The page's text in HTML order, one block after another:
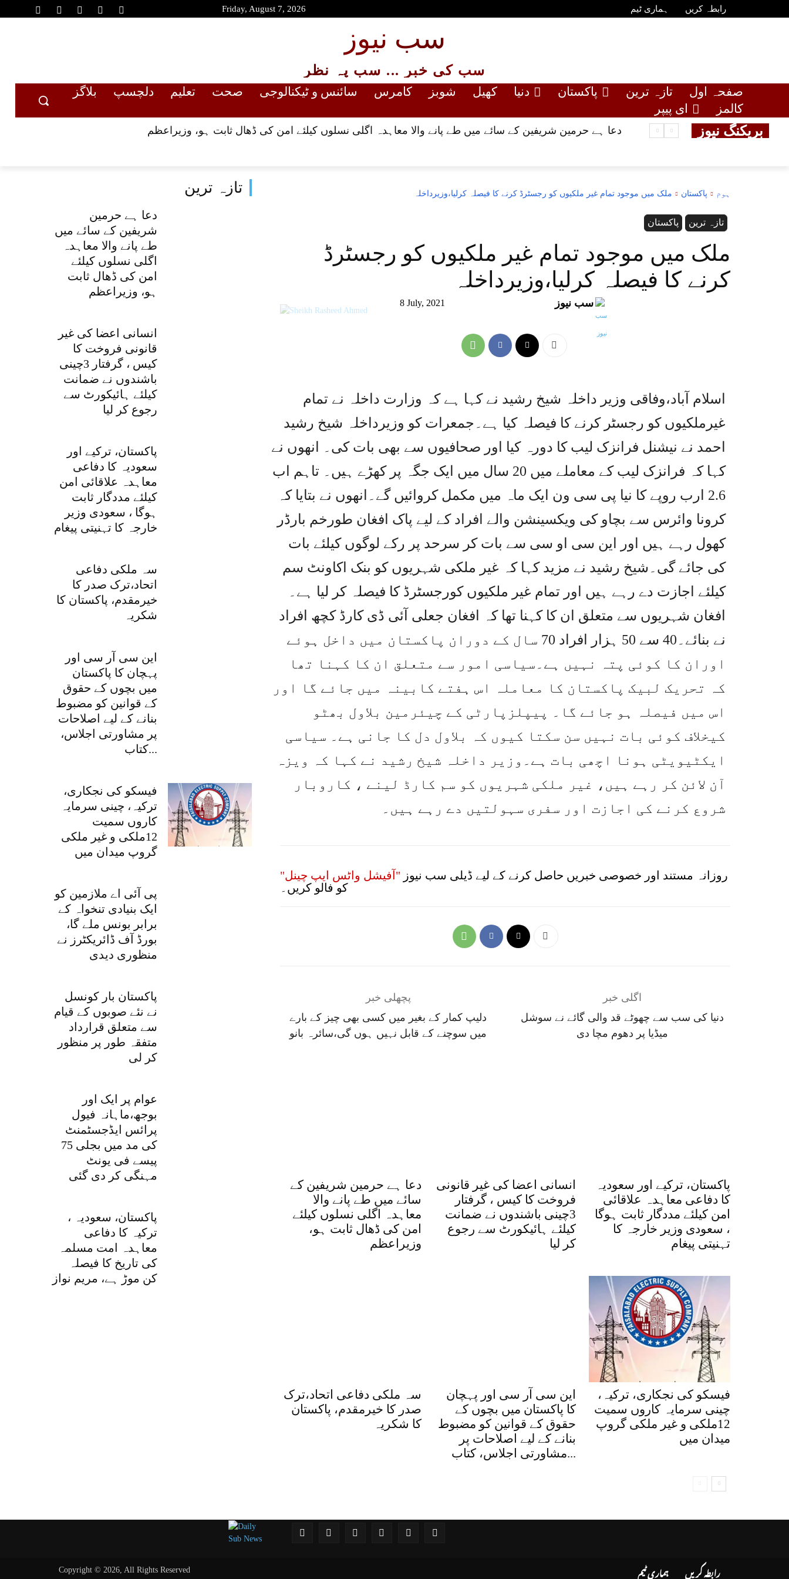
Friday, August 7, 2026 رابطہ کریں ہماری ٹیم
سب نیوز
سب کی خبر ... سب پہ نظر
صفحہ اول تازہ ترین پاکستان دنیا کھیل شوبز کامرس سائنس و ٹیکنالوجی صحت تعلیم دلچسپ
بلاگز
کالمز
ای پیپر
بریکنگ نیوز دعا ہے حرمین شریفین کے سائے میں طے پانے والا معاہدہ اگلی نسلوں کیلئے امن کی ڈھال ثابت ہو، وزیراعظم
تازہ ترین
دعا ہے حرمین
شریفین کے سائے میں
طے پانے والا معاہدہ
اگلی نسلوں کیلئے
امن کی ڈھال ثابت
ہو، وزیراعظم
انسانی اعضا کی غیر
قانونی فروخت کا
کیس ، گرفتار 3چینی
باشندوں نے ضمانت
کیلئے ہائیکورٹ سے
رجوع کر لیا
پاکستان، ترکیے اور
سعودیہ کا دفاعی
معاہدہ علاقائی امن
کیلئے مددگار ثابت
ہوگا ، سعودی وزیر
خارجہ کا تہنیتی پیغام
سہ ملکی دفاعی
اتحاد،ترک صدر کا
خیرمقدم، پاکستان کا
شکریہ
این سی آر سی اور
پہچان کا پاکستان
میں بچوں کے حقوق
کے قوانین کو مضبوط
بنانے کے لیے اصلاحات
پر مشاورتی اجلاس،
کتاب...
فیسکو کی نجکاری،
ترکیہ، چینی سرمایہ
کاروں سمیت
12ملکی و غیر ملکی
گروپ میدان میں
پی آئی اے ملازمین کو
ایک بنیادی تنخواہ کے
برابر بونس ملے گا،
بورڈ آف ڈائریکٹرز نے
منظوری دیدی
پاکستان بار کونسل
نے نئے صوبوں کے قیام
سے متعلق قرارداد
متفقہ طور پر منظور
کر لی
عوام پر ایک اور
بوجھ،ماہانہ فیول
پرائس ایڈجسٹمنٹ
کی مد میں بجلی 75
پیسے فی یونٹ
مہنگی کر دی گئی
پاکستان، سعودیہ ،
ترکیہ کا دفاعی
معاہدہ امت مسلمہ
کی تاریخ کا فیصلہ
کن موڑ ہے، مریم نواز
ہوم پاکستان ملک میں موجود تمام غیر ملکیوں کو رجسٹرڈ کرنے کا فیصلہ کرلیا،وزیرداخلہ
پاکستان تازہ ترین
ملک میں موجود تمام غیر ملکیوں کو رجسٹرڈ
کرنے کا فیصلہ کرلیا،وزیرداخلہ
8 July, 2021 سب نیوز
اسلام آباد،وفاقی وزیر داخلہ شیخ رشید نے کہا ہے کہ وزارت داخلہ نے تمام
غیرملکیوں کو رجسٹر کرنے کا فیصلہ کیا ہے۔جمعرات کو وزیرداخلہ شیخ رشید
احمد نے نیشنل فرانزک لیب کا دورہ کیا اور صحافیوں سے بھی بات کی۔ انھوں نے
کہا کہ فرانزک لیب کے معاملے میں 20 سال میں ایک جگہ پر کھڑے ہیں۔ تاہم اب
2.6 ارب روپے کا نیا پی سی ون ایک ماہ میں مکمل کروائیں گے۔انھوں نے بتایا کہ
کرونا وائرس سے بچاو کی ویکسینشن والے افراد کے لیے پاک افغان طورخم بارڈر
کھول رہے ہیں اور این سی او سی سے بات کر سرحد پر رکے لوگوں کیلئے بات
کی جائے گی۔شیخ رشید نے مزید کہا کہ غیر ملکی شہریوں کو بنک اکاونٹ سم
کیلئے اجازت دے رہے ہیں اور تمام غیر ملکیوں کورجسٹرڈ کا فیصلہ کر لیا ہے۔
افغان شہریوں سے متعلق ان کا کہنا تھا کہ افغان جعلی آئی ڈی کارڈ کچھ افراد
نے بنائے۔40 سے 50 ہزار افراد 70 سال کے دوران پاکستان میں داخل ہوئے
اوران کا کوئی پتہ نہیں ہے۔سیاسی امور سے متعلق ان کا کہنا تھا
کہ تحریک لبیک پاکستان کا معاملہ اس ہفتے کابینہ میں جائے گا اور
اس میں فیصلہ ہو جائے گا۔ پیپلزپارٹی کے چیئرمین بلاول بھٹو
کیخلاف کوئی بات نہیں سن سکتا کیوں کہ بلاول دل کا جانی ہے۔ سیاسی
ایکٹیویٹی ہونا اچھی بات ہے۔وزیر داخلہ شیخ رشید نے کہا کہ ویزہ
آن لائن کر رہے ہیں، غیر ملکی شہریوں کو سم کارڈ لینے ، کاروبار
شروع کرنے کی اجازت اور سفری سہولتیں دے رہے ہیں۔
روزانہ مستند اور خصوصی خبریں حاصل کرنے کے لیے ڈیلی سب نیوز "آفیشل واٹس ایپ چینل"
کو فالو کریں۔
پچھلی خبر
دلیپ کمار کے بغیر میں کسی بھی چیز کے بارے
میں سوچنے کے قابل نہیں ہوں گی،سائرہ بانو
اگلی خبر
دنیا کی سب سے چھوٹے قد والی گائے نے سوشل
میڈیا پر دھوم مچا دی
دعا ہے حرمین شریفین کے
سائے میں طے پانے والا
معاہدہ اگلی نسلوں کیلئے
امن کی ڈھال ثابت ہو،
وزیراعظم
انسانی اعضا کی غیر قانونی
فروخت کا کیس ، گرفتار
3چینی باشندوں نے ضمانت
کیلئے ہائیکورٹ سے رجوع
کر لیا
پاکستان، ترکیے اور سعودیہ
کا دفاعی معاہدہ علاقائی
امن کیلئے مددگار ثابت ہوگا
، سعودی وزیر خارجہ کا
تہنیتی پیغام
سہ ملکی دفاعی اتحاد،ترک
صدر کا خیرمقدم، پاکستان
کا شکریہ
این سی آر سی اور پہچان
کا پاکستان میں بچوں کے
حقوق کے قوانین کو مضبوط
بنانے کے لیے اصلاحات پر
مشاورتی اجلاس، کتاب...
فیسکو کی نجکاری، ترکیہ،
چینی سرمایہ کاروں سمیت
12ملکی و غیر ملکی گروپ
میدان میں
Copyright © 2026, All Rights Reserved رابطہ کریں ہماری ٹیم